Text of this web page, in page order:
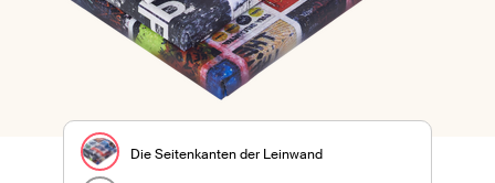
Die Seitenkanten der Leinwand